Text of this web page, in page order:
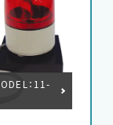
：11-